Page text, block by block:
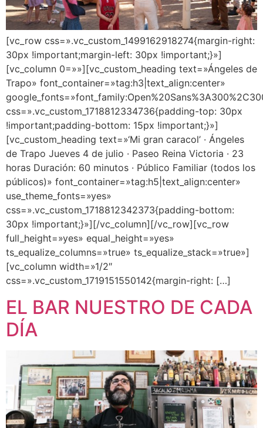
[vc_row css=».vc_custom_1499162918274{margin-right:
30px !important;margin-left: 30px !important;}»]
[vc_column 0=»»][vc_custom_heading text=»Ángeles de
Trapo» font_container=»tag:h3|text_align:center»
css=».vc_custom_1718812334736{padding-top: 30px
!important;padding-bottom: 15px !important;}»]
[vc_custom_heading text=»‘Mi gran caracol’ · Ángeles
de Trapo Jueves 4 de julio · Paseo Reina Victoria · 23
horas Duración: 60 minutos · Público Familiar (todos los
públicos)» font_container=»tag:h5|text_align:center»
use_theme_fonts=»yes»
css=».vc_custom_1718812342373{padding-bottom:
30px !important;}»][/vc_column][/vc_row][vc_row
full_height=»yes» equal_height=»yes»
ts_equalize_columns=»true» ts_equalize_stack=»true»]
[vc_column width=»1/2″
css=».vc_custom_1719151550142{margin-right: […]
EL BAR NUESTRO DE CADA
DÍA